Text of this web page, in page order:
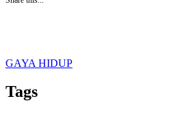
GAYA HIDUP
Tags